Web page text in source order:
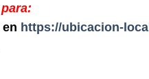
https://ubicacion-local